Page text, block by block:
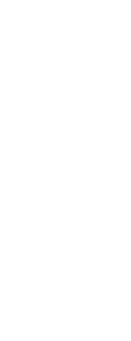
lisätietoja